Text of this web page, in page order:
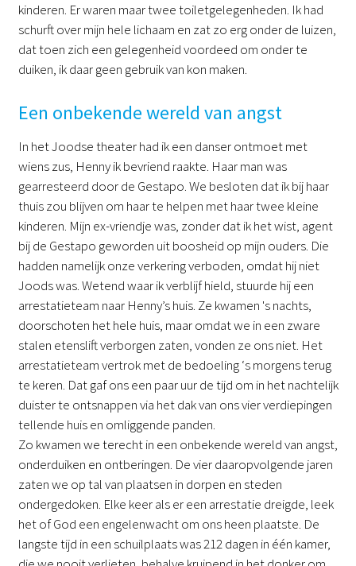
kinderen. Er waren maar twee toiletgelegenheden. Ik had
schurft over mijn hele lichaam en zat zo erg onder de luizen,
dat toen zich een gelegenheid voordeed om onder te
duiken, ik daar geen gebruik van kon maken.
Een onbekende wereld van angst
In het Joodse theater had ik een danser ontmoet met
wiens zus, Henny ik bevriend raakte. Haar man was
gearresteerd door de Gestapo. We besloten dat ik bij haar
thuis zou blijven om haar te helpen met haar twee kleine
kinderen. Mijn ex-vriendje was, zonder dat ik het wist, agent
bij de Gestapo geworden uit boosheid op mijn ouders. Die
hadden namelijk onze verkering verboden, omdat hij niet
Joods was. Wetend waar ik verblijf hield, stuurde hij een
arrestatieteam naar Henny’s huis. Ze kwamen 's nachts,
doorschoten het hele huis, maar omdat we in een zware
stalen etenslift verborgen zaten, vonden ze ons niet. Het
arrestatieteam vertrok met de bedoeling ‘s morgens terug
te keren. Dat gaf ons een paar uur de tijd om in het nachtelijk
duister te ontsnappen via het dak van ons vier verdiepingen
tellende huis en omliggende panden.
Zo kwamen we terecht in een onbekende wereld van angst,
onderduiken en ontberingen. De vier daaropvolgende jaren
zaten we op tal van plaatsen in dorpen en steden
ondergedoken. Elke keer als er een arrestatie dreigde, leek
het of God een engelenwacht om ons heen plaatste. De
langste tijd in een schuilplaats was 212 dagen in één kamer,